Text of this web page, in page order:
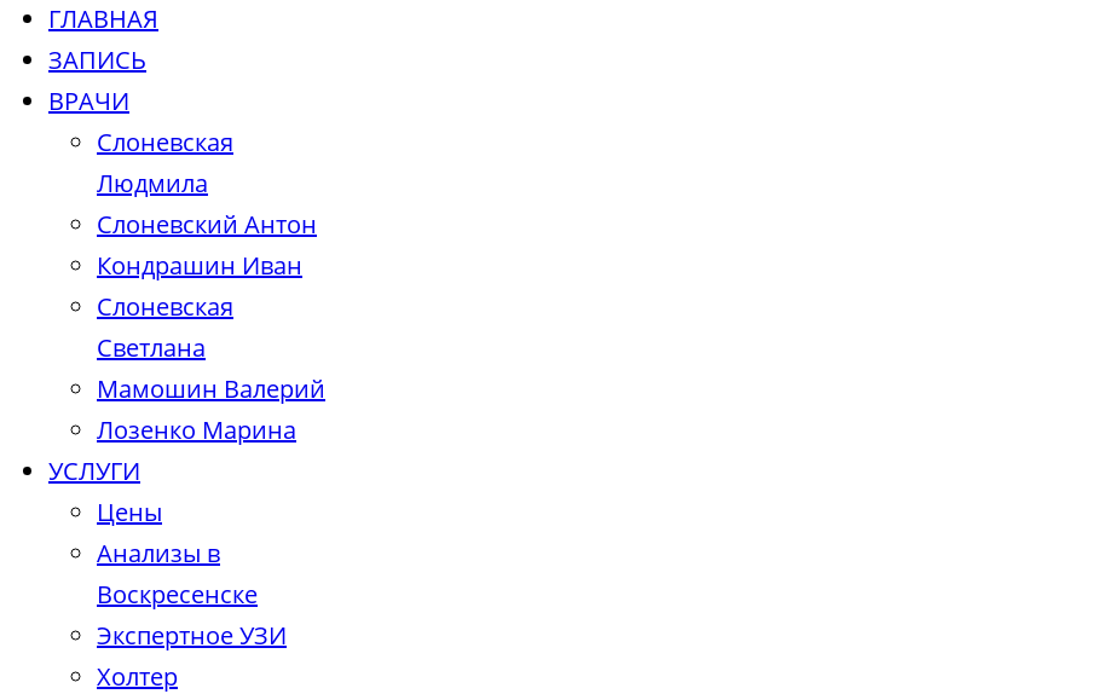
ГЛАВНАЯ
ЗАПИСЬ
ВРАЧИ
Слоневская
Людмила
Слоневский Антон
Кондрашин Иван
Слоневская
Светлана
Мамошин Валерий
Лозенко Марина
УСЛУГИ
Цены
Анализы в
Воскресенске
Экспертное УЗИ
Холтер